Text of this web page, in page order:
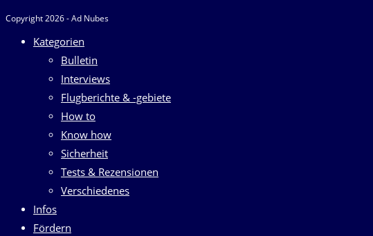
Copyright 2026 - Ad Nubes
Kategorien
Bulletin
Interviews
Flugberichte & -gebiete
How to
Know how
Sicherheit
Tests & Rezensionen
Verschiedenes
Infos
Fördern